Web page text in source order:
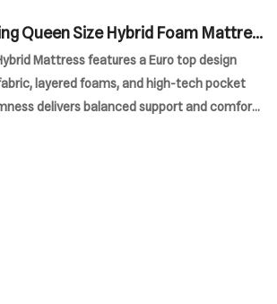
Queen Size Hybrid Foam Mattres
Mattress features a Euro top design
layered foams, and high-tech pocket
delivers balanced support and comfort.